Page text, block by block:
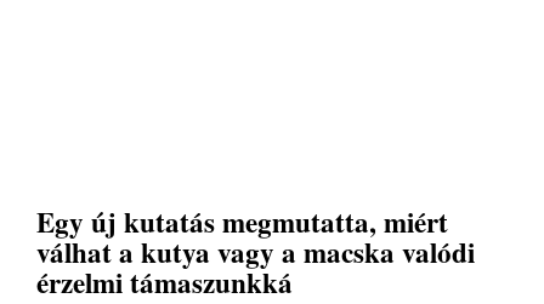
Egy új kutatás megmutatta, miért
válhat a kutya vagy a macska valódi
érzelmi támaszunkká